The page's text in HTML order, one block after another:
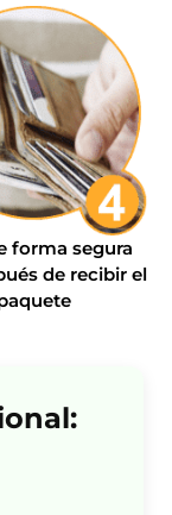
forma segura
de recibir el